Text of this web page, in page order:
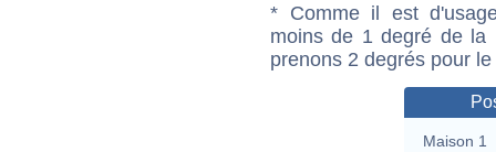
* Comme il est
moins de 1 degré de la
prenons 2 degrés pour
Maison 1